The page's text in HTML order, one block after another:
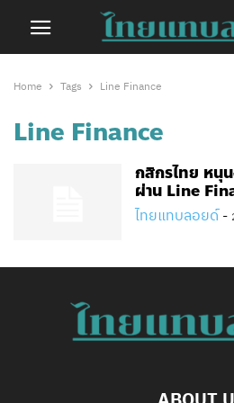
Home Tags Line Finance
Line Finance
กสิกรไทย หนุ
ผ่าน Line
ไทยแทบลอยด์ -